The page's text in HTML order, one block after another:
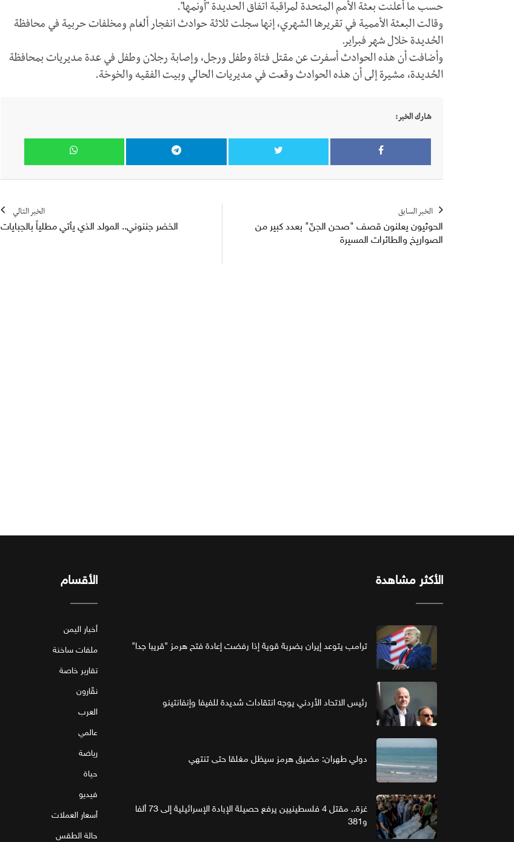
حسب ما أعلنت بعثة الأمم المتحدة لمراقبة اتفاق الحديدة "أونمها".
وقالت البعثة الأممية في تقريرها الشهري، إنها سجلت ثلاثة حوادث انفجار ألغام ومخلفات حربية في محافظة
الحُديدة خلال شهر فبراير.
وأضافت أن هذه الحوادث أسفرت عن مقتل فتاة وطفل ورجل، وإصابة رجلان وطفل في عدة مديريات بمحافظة
الحُديدة، مشيرة إلى أن هذه الحوادث وقعت في مديريات الحالي وبيت الفقيه والخوخة.
شارك الخبر:
الخبر السابق
الحوثيون يعلنون قصف "صحن الجنّ" بعدد كبير من
الصواريخ والطائرات المسيرة
الخبر التالي
الخضر جننوني.. المولد الذي يأتي مطلياً بالجبايات
الأكثر مشاهدة
ترامب يتوعد إيران بضربة قوية إذا رفضت إعادة فتح هرمز "قريبا جدا"
رئيس الاتحاد الأردني يوجه انتقادات شديدة للفيفا وإنفانتينو
دولي طهران: مضيق هرمز سيظل مغلقا حتى تنتهي
غزة.. مقتل 4 فلسطينيين يرفع حصيلة الإبادة الإسرائيلية إلى 73 ألفا
و381
الأقسام
أخبار اليمن
ملفات ساخنة
تقارير خاصة
نقّارون
العرب
عالمي
رياضة
حياة
فيديو
أسعار العملات
حالة الطقس